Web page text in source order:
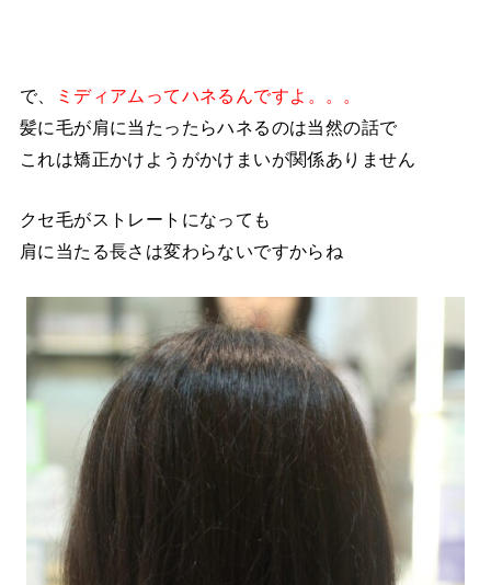
で、
ミディアムってハネるんですよ。。。
髪に毛が肩に当たったらハネるのは当然の話で
これは矯正かけようがかけまいが関係ありません
クセ毛がストレートになっても
肩に当たる長さは変わらないですからね